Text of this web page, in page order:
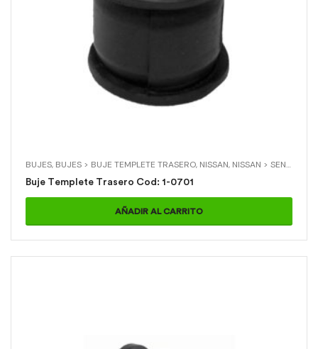
BUJES, BUJES > BUJE TEMPLETE TRASERO, NISSAN, NISSAN > SENTRA
Buje Templete Trasero Cod: 1-0701
AÑADIR AL CARRITO